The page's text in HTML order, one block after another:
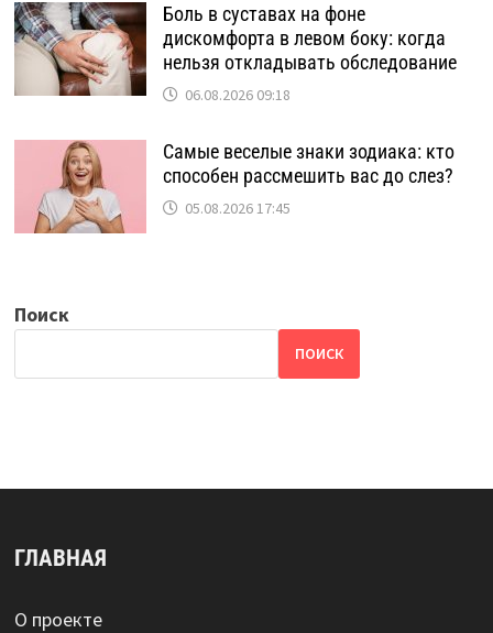
Боль в суставах на фоне
дискомфорта в левом боку: когда
нельзя откладывать обследование
06.08.2026 09:18
Самые веселые знаки зодиака: кто
способен рассмешить вас до слез?
05.08.2026 17:45
Поиск
ПОИСК
ГЛАВНАЯ
О проекте